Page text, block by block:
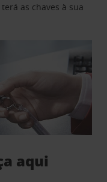
as chaves à sua
aqui